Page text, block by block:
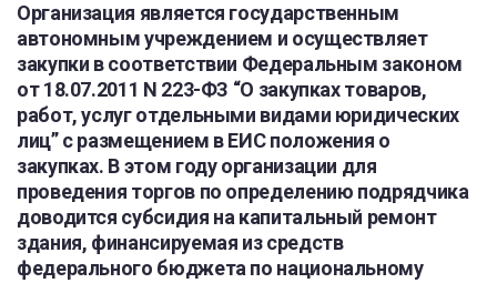
Организация является государственным
автономным учреждением и осуществляет
закупки в соответствии Федеральным законом
от 18.07.2011 N 223-ФЗ “О закупках товаров,
работ, услуг отдельными видами юридических
лиц” с размещением в ЕИС положения о
закупках. В этом году организации для
проведения торгов по определению подрядчика
доводится субсидия на капитальный ремонт
здания, финансируемая из средств
федерального бюджета по национальному